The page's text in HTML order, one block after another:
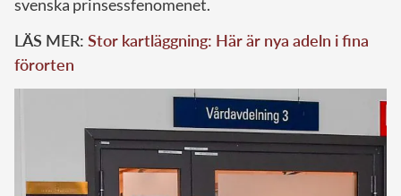
svenska prinsessfenomenet.
LÄS MER: Stor kartläggning: Här är nya adeln i fina
förorten